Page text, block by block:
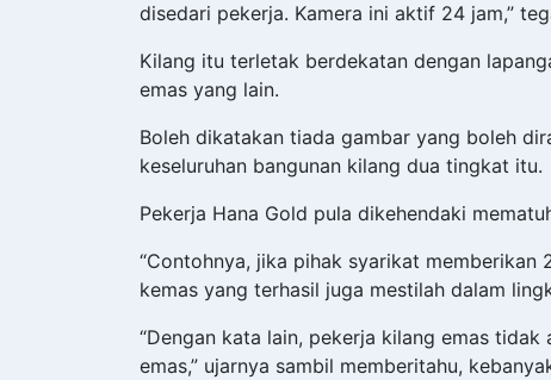
disedari pekerja. Kamera ini aktif 24 jam,”
Kilang itu terletak berdekatan dengan
emas yang lain.
Boleh dikatakan tiada gambar yang boleh
keseluruhan bangunan kilang dua tingkat itu.
Pekerja Hana Gold pula dikehendaki
“Contohnya, jika pihak syarikat
kemas yang terhasil juga mestilah dalam
“Dengan kata lain, pekerja kilang emas
emas,” ujarnya sambil memberitahu,